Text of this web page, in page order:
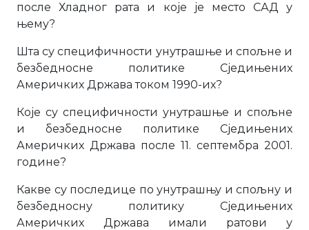
после Хладног рата и које је место САД у
њему?
Шта су специфичности унутрашње и спољне и
безбедносне политике Сједињених
Америчких Држава током 1990-их?
Које су специфичности унутрашње и спољне
и безбедносне политике Сједињених
Америчких Држава после 11. септембра 2001.
године?
Какве су последице по унутрашњу и спољну и
безбедносну политику Сједињених
Америчких Држава имали ратови у